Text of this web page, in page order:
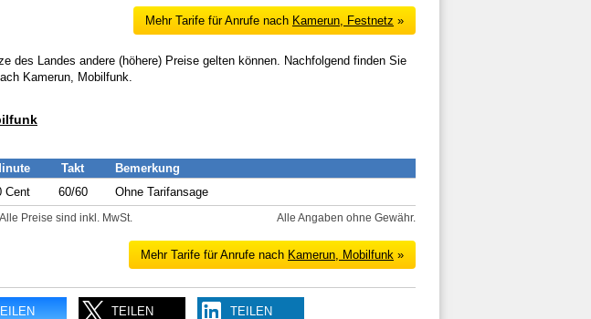
Mehr Tarife für Anrufe nach Kamerun, Festnetz »
des Landes andere (höhere) Preise gelten können. Nachfolgend finden Sie
Kamerun, Mobilfunk.
Takt
Bemerkung
Cent 60/60 Ohne Tarifansage
Alle Angaben ohne Gewähr.
Alle Preise sind inkl. MwSt.
Mehr Tarife für Anrufe nach Kamerun, Mobilfunk »
TEILEN TEILEN